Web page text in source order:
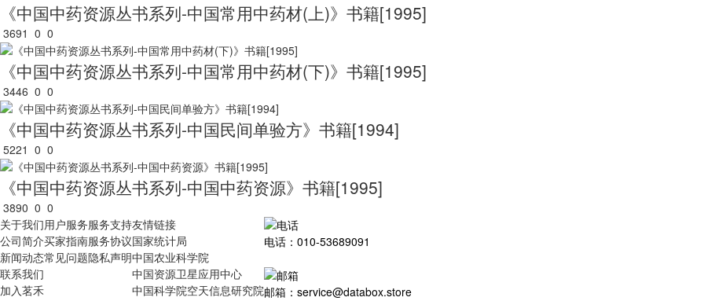
《中国中药资源丛书系列-中国常用中药材(上)》书籍[1995]
3691 0 0
《中国中药资源丛书系列-中国常用中药材(下)》书籍[1995]
3446 0 0
《中国中药资源丛书系列-中国民间单验方》书籍[1994]
5221 0 0
《中国中药资源丛书系列-中国中药资源》书籍[1995]
3890 0 0
关于我们
公司简介
新闻动态
联系我们
加入茗禾
用户服务
买家指南
常见问题
服务支持
服务协议
隐私声明
友情链接
国家统计局
中国农业科学院
中国资源卫星应用中心
中国科学院空天信息研究院
电话：010-53689091
邮箱：service@databox.store